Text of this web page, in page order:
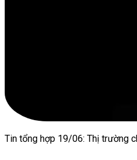
Tin tổng hợp 19/06: Thị trường